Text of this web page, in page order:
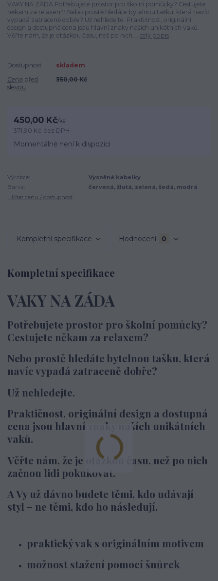
VAKY NA ZÁDA Potřebujete prostor pro školní pomůcky? Cestujete
někam za relaxem? Nebo prostě hledáte bytelnou tašku, která navíc
vypadá zatraceně dobře? Už nehledejte. Praktičnost, originální
design a dostupná cena jsou hlavní znaky naších unikátních vaků.
Věřte nám, že je otázkou času, než po nich ... celý popis
Dostupnost
skladem
Cena před
slevou
350,00 Kč
450,00 Kč/ks
371,90 Kč bez DPH
Momentálně není k dispozici
Výrobce:
Vysněné kabelky
Barva:
červená, žlutá, zelená, šedá, modrá
Hlídat cenu / dostupnost
Kompletní specifikace Hodnocení 0
Kompletní specifikace
VAKY NA ZÁDA
Potřebujete prostor pro školní pomůcky?
Cestujete někam za relaxem?
Nebo prostě hledáte bytelnou tašku, která
navíc vypadá zatraceně dobře?
Už nehledejte.
Praktičnost, originální design a dostupná
cena jsou hlavní znaky naších unikátních
vaků.
Věřte nám, že je otázkou času, než po nich
začnou lidi pokukovat.
A Vy už dávno budete těmi, kdo udávají
styl – ne těmi, kdo ho následují.
praktický vak s originálním motivem
možnost stažení pomocí šnůrek